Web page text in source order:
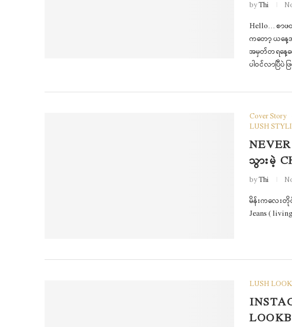
byThi
Hello… စာဖ
ကတော့ ယနေ့အ
အမှတ်တရနေ့
ပါဝင်လာပြီပဲ
Cover Story
LUSH
သွားမဲ့
byThi
မိန်းကလေးတို
Jeans (
LUSH